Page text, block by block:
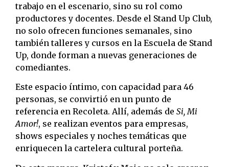
trabajo en el escenario, sino su rol como
productores y docentes. Desde el Stand Up Club,
no solo ofrecen funciones semanales, sino
también talleres y cursos en la Escuela de Stand
Up, donde forman a nuevas generaciones de
comediantes.
Este espacio íntimo, con capacidad para 46
personas, se convirtió en un punto de
referencia en Recoleta. Allí, además de Si, Mi
Amor!, se realizan eventos para empresas,
shows especiales y noches temáticas que
enriquecen la cartelera cultural porteña.